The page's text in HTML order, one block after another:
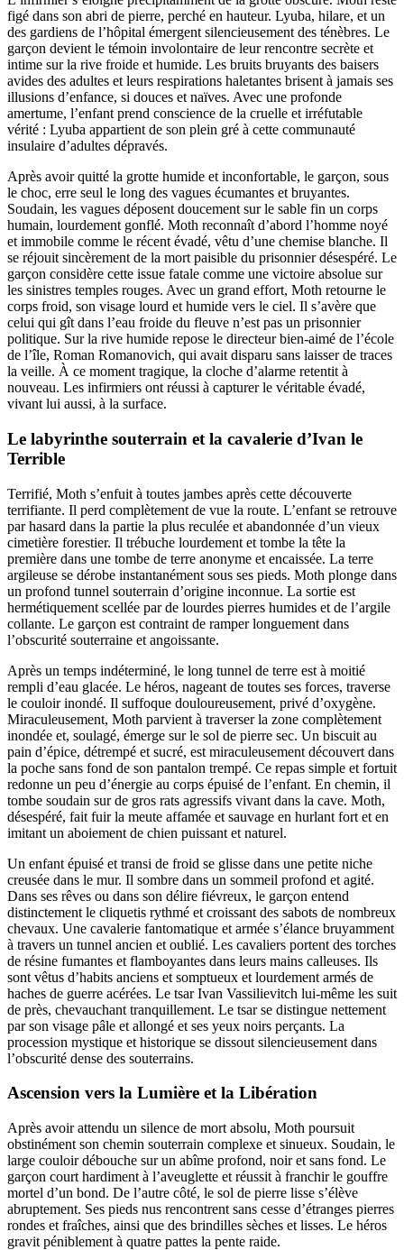
figé dans son abri de pierre, perché en hauteur. Lyuba, hilare, et un
des gardiens de l’hôpital émergent silencieusement des ténèbres. Le
garçon devient le témoin involontaire de leur rencontre secrète et
intime sur la rive froide et humide. Les bruits bruyants des baisers
avides des adultes et leurs respirations haletantes brisent à jamais ses
illusions d’enfance, si douces et naïves. Avec une profonde
amertume, l’enfant prend conscience de la cruelle et irréfutable
vérité : Lyuba appartient de son plein gré à cette communauté
insulaire d’adultes dépravés.
Après avoir quitté la grotte humide et inconfortable, le garçon, sous
le choc, erre seul le long des vagues écumantes et bruyantes.
Soudain, les vagues déposent doucement sur le sable fin un corps
humain, lourdement gonflé. Moth reconnaît d’abord l’homme noyé
et immobile comme le récent évadé, vêtu d’une chemise blanche. Il
se réjouit sincèrement de la mort paisible du prisonnier désespéré. Le
garçon considère cette issue fatale comme une victoire absolue sur
les sinistres temples rouges. Avec un grand effort, Moth retourne le
corps froid, son visage lourd et humide vers le ciel. Il s’avère que
celui qui gît dans l’eau froide du fleuve n’est pas un prisonnier
politique. Sur la rive humide repose le directeur bien-aimé de l’école
de l’île, Roman Romanovich, qui avait disparu sans laisser de traces
la veille. À ce moment tragique, la cloche d’alarme retentit à
nouveau. Les infirmiers ont réussi à capturer le véritable évadé,
vivant lui aussi, à la surface.
Le labyrinthe souterrain et la cavalerie d’Ivan le
Terrible
Terrifié, Moth s’enfuit à toutes jambes après cette découverte
terrifiante. Il perd complètement de vue la route. L’enfant se retrouve
par hasard dans la partie la plus reculée et abandonnée d’un vieux
cimetière forestier. Il trébuche lourdement et tombe la tête la
première dans une tombe de terre anonyme et encaissée. La terre
argileuse se dérobe instantanément sous ses pieds. Moth plonge dans
un profond tunnel souterrain d’origine inconnue. La sortie est
hermétiquement scellée par de lourdes pierres humides et de l’argile
collante. Le garçon est contraint de ramper longuement dans
l’obscurité souterraine et angoissante.
Après un temps indéterminé, le long tunnel de terre est à moitié
rempli d’eau glacée. Le héros, nageant de toutes ses forces, traverse
le couloir inondé. Il suffoque douloureusement, privé d’oxygène.
Miraculeusement, Moth parvient à traverser la zone complètement
inondée et, soulagé, émerge sur le sol de pierre sec. Un biscuit au
pain d’épice, détrempé et sucré, est miraculeusement découvert dans
la poche sans fond de son pantalon trempé. Ce repas simple et fortuit
redonne un peu d’énergie au corps épuisé de l’enfant. En chemin, il
tombe soudain sur de gros rats agressifs vivant dans la cave. Moth,
désespéré, fait fuir la meute affamée et sauvage en hurlant fort et en
imitant un aboiement de chien puissant et naturel.
Un enfant épuisé et transi de froid se glisse dans une petite niche
creusée dans le mur. Il sombre dans un sommeil profond et agité.
Dans ses rêves ou dans son délire fiévreux, le garçon entend
distinctement le cliquetis rythmé et croissant des sabots de nombreux
chevaux. Une cavalerie fantomatique et armée s’élance bruyamment
à travers un tunnel ancien et oublié. Les cavaliers portent des torches
de résine fumantes et flamboyantes dans leurs mains calleuses. Ils
sont vêtus d’habits anciens et somptueux et lourdement armés de
haches de guerre acérées. Le tsar Ivan Vassilievitch lui-même les suit
de près, chevauchant tranquillement. Le tsar se distingue nettement
par son visage pâle et allongé et ses yeux noirs perçants. La
procession mystique et historique se dissout silencieusement dans
l’obscurité dense des souterrains.
Ascension vers la Lumière et la Libération
Après avoir attendu un silence de mort absolu, Moth poursuit
obstinément son chemin souterrain complexe et sinueux. Soudain, le
large couloir débouche sur un abîme profond, noir et sans fond. Le
garçon court hardiment à l’aveuglette et réussit à franchir le gouffre
mortel d’un bond. De l’autre côté, le sol de pierre lisse s’élève
abruptement. Ses pieds nus rencontrent sans cesse d’étranges pierres
rondes et fraîches, ainsi que des brindilles sèches et lisses. Le héros
gravit péniblement à quatre pattes la pente raide.